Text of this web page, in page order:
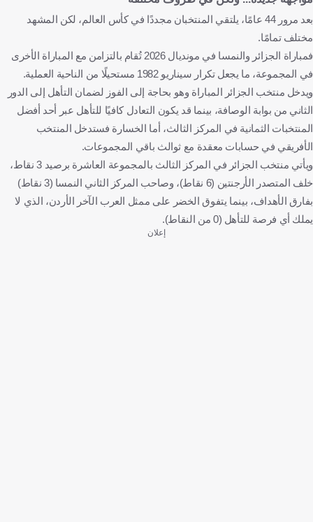
بعد مرور 44 عامًا، يلتقي المنتخبان مجددًا في كأس العالم، لكن المشهد
مختلف تمامًا.
فمباراة الجزائر والنمسا في مونديال 2026 تُقام بالتزامن مع المباراة الأخرى
في المجموعة، ما يجعل تكرار سيناريو 1982 مستحيلًا من الناحية العملية.
ويدخل منتخب الجزائر المباراة وهو بحاجة إلى الفوز لضمان التأهل إلى الدور
الثاني من بوابة الوصافة، بينما قد يكون التعادل كافيًا للتأهل عبر أحد أفضل
المنتخبات الثمانية في المركز الثالث، أما الخسارة فستدخل المنتخب
الأفريقي في حسابات معقدة مع ثوالث باقي المجموعات.
ويأتي منتخب الجزائر في المركز الثالث بالمجموعة العاشرة برصيد 3 نقاط،
خلف المتصدر الأرجنتين (6 نقاط)، وصاحب المركز الثاني النمسا (3 نقاط)
بفارق الأهداف، بينما يتفوق الخضر على ممثل العرب الآخر الأردن، الذي لا
يملك أي فرصة للتأهل (0 من النقاط).
إعلان